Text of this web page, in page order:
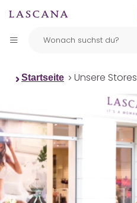
Startseite Unsere Stores